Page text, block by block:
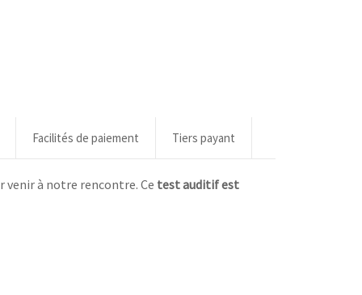
Facilités de paiement Tiers payant
à notre rencontre. Ce test auditif est